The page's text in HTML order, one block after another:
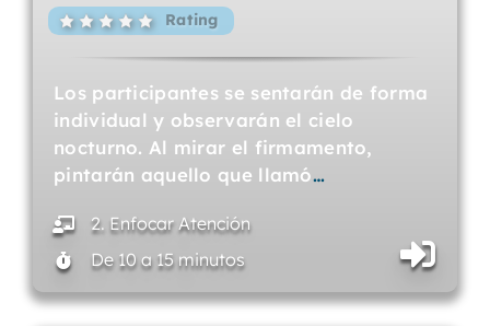
Rating
Los participantes se sentarán de forma
individual y observarán el cielo
nocturno. Al mirar el firmamento,
pintarán aquello que llamó…
2. Enfocar Atención
De 10 a 15 minutos